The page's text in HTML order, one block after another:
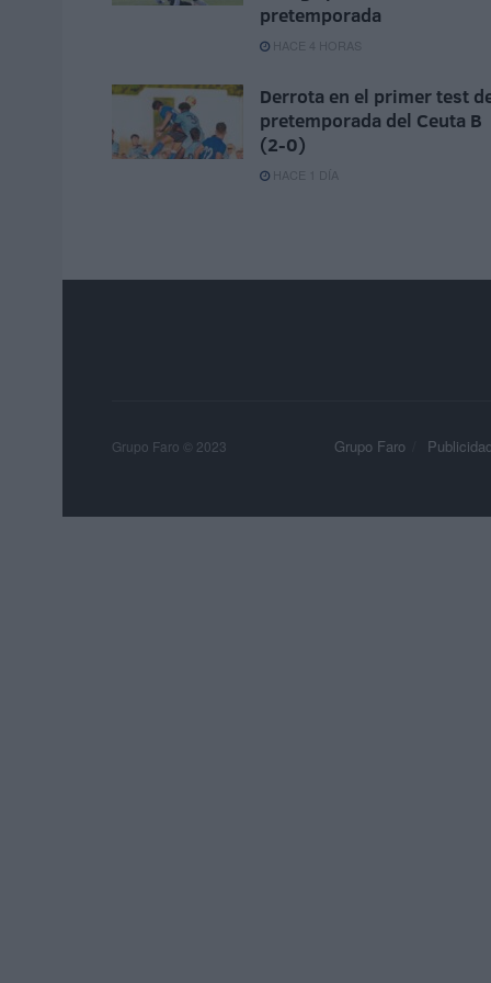
pretemporada
HACE 4 HORAS
Derrota en el primer test
pretemporada del Ceuta B
(2-0)
HACE 1 DÍA
Grupo Faro Publicidad
Grupo Faro © 2023